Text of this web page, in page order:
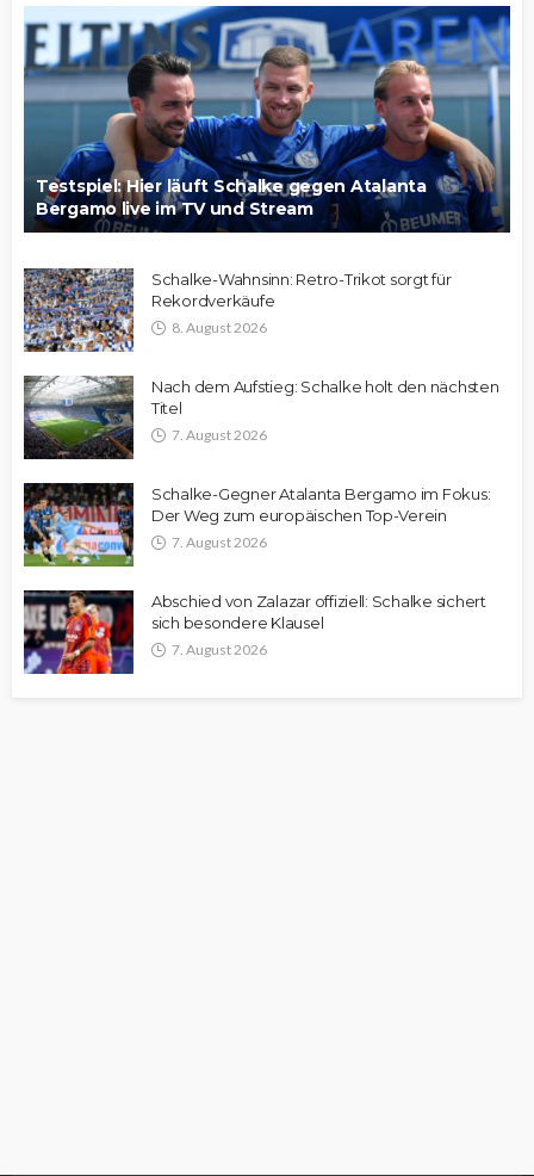
Testspiel: Hier läuft Schalke gegen Atalanta
Bergamo live im TV und Stream
Schalke-Wahnsinn: Retro-Trikot sorgt für
Rekordverkäufe
8. August 2026
Nach dem Aufstieg: Schalke holt den nächsten
Titel
7. August 2026
Schalke-Gegner Atalanta Bergamo im Fokus:
Der Weg zum europäischen Top-Verein
7. August 2026
Abschied von Zalazar offiziell: Schalke sichert
sich besondere Klausel
7. August 2026